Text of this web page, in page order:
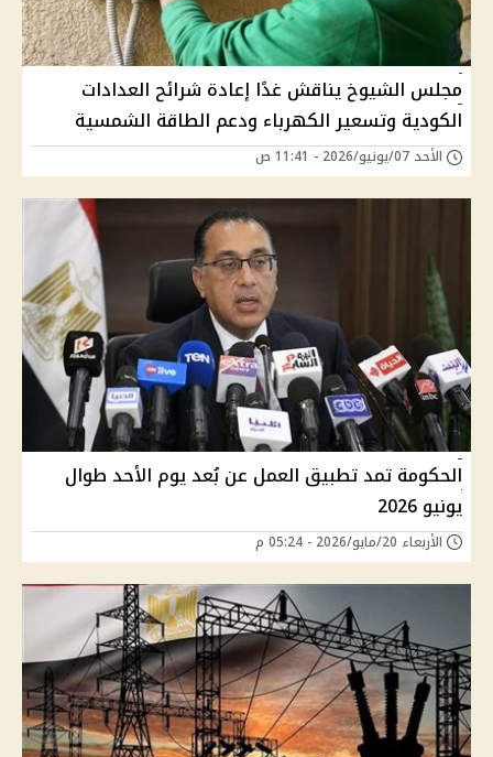
مجلس الشيوخ يناقش غدًا إعادة شرائح العدادات
الكودية وتسعير الكهرباء ودعم الطاقة الشمسية
الأحد 07/يونيو/2026 - 11:41 ص
الحكومة تمد تطبيق العمل عن بُعد يوم الأحد طوال
يونيو 2026
الأربعاء 20/مايو/2026 - 05:24 م